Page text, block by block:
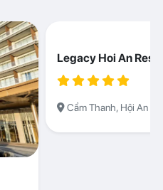
Legacy Hoi An Resort
Cẩm Thanh, Hội An